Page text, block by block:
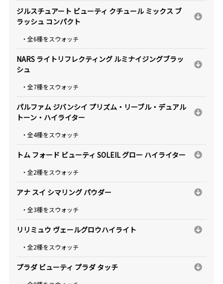
ジルスチュアート ビューティ クチュール ミックス ブ
ラッシュ コンパクト
・全6種をスウォッチ
NARS ライトリフレクティング ルミナイジングブラッ
シュ
・全7種をスウォッチ
パルファム ジバンシイ プリズム・リーブル・デュアル
トーン・ハイライター
・全4種をスウォッチ
トム フォード ビューティ SOLEIL グロー ハイライター
・全2種をスウォッチ
アナ スイ シマリング パウダー
・全3種をスウォッチ
リリミュウ ヴェールグロウハイライト
・全2種をスウォッチ
プラダ ビューティ プラダ タッチ